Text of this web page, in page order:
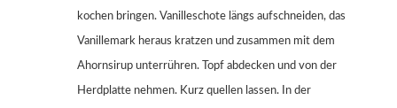
kochen bringen. Vanilleschote längs aufschneiden, das
Vanillemark heraus kratzen und zusammen mit dem
Ahornsirup unterrühren. Topf abdecken und von der
Herdplatte nehmen. Kurz quellen lassen. In der